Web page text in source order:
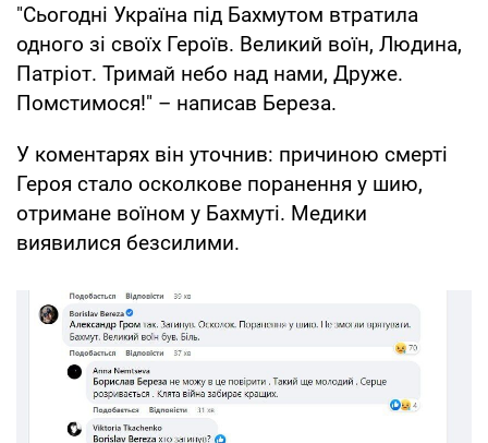
"Сьогодні Україна під Бахмутом втратила
одного зі своїх Героїв. Великий воїн, Людина,
Патріот. Тримай небо над нами, Друже.
Помстимося!" – написав Береза.
У коментарях він уточнив: причиною смерті
Героя стало осколкове поранення у шию,
отримане воїном у Бахмуті. Медики
виявилися безсилими.